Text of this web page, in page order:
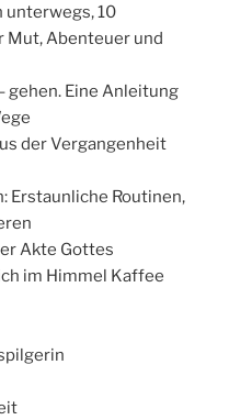
unterwegs, 10
Mut, Abenteuer und
gehen. Eine Anleitung
der Vergangenheit
Erstaunliche Routinen,
Akte Gottes
im Himmel Kaffee